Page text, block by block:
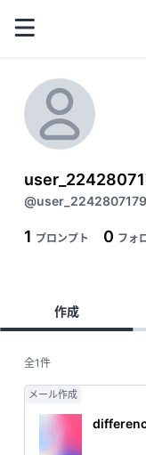
1 プロンプト 0 フォ
作成
全1件
メール作成